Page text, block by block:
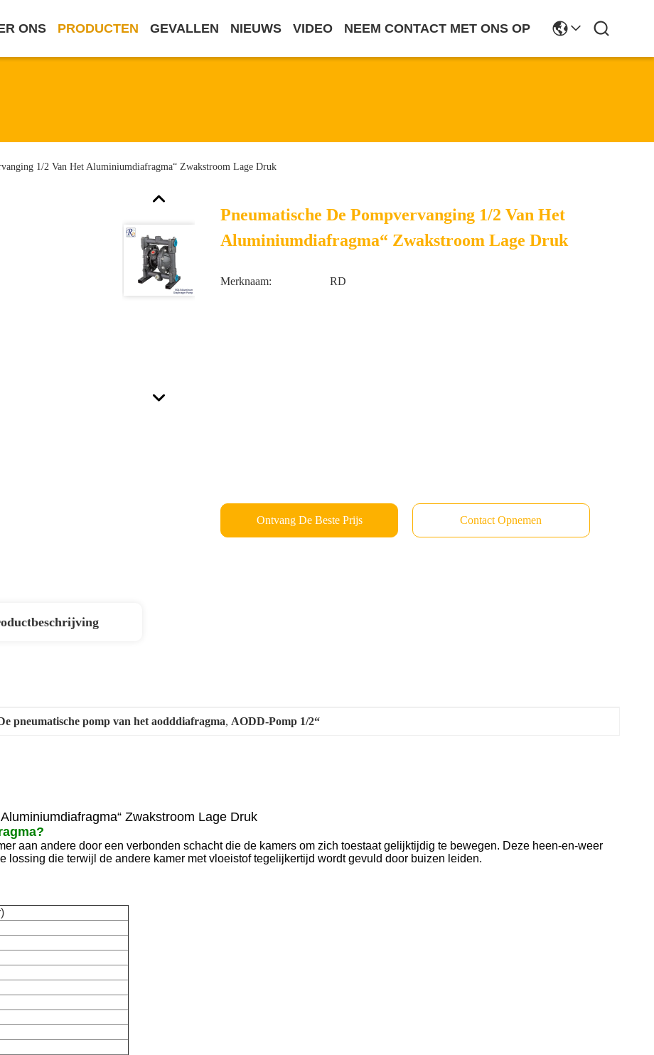
ONS PRODUCTEN GEVALLEN NIEUWS VIDEO NEEM CONTACT MET ONS OP
1/2 Van Het Aluminiumdiafragma“ Zwakstroom Lage Druk
Pneumatische De Pompvervanging 1/2 Van Het
Aluminiumdiafragma“ Zwakstroom Lage Druk
Merknaam: RD
Ontvang De Beste Prijs Contact Opnemen
pneumatische pomp van het aodddiafragma, AODD-Pomp 1/2“
Zwakstroom Lage Druk
aan andere door een verbonden schacht die de kamers om zich toestaat gelijktijdig te bewegen. Deze heen-en-weer
lossing die terwijl de andere kamer met vloeistof tegelijkertijd wordt gevuld door buizen leiden.